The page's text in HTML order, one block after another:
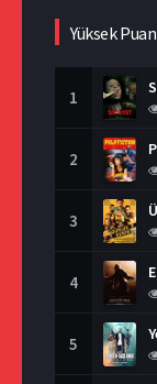
Yüksek
1
2
3
4
5